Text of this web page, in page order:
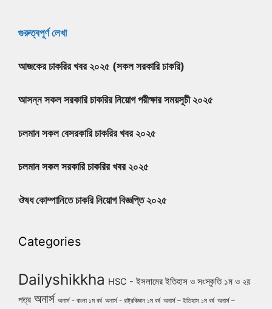
গুরুত্বপূর্ণ লেখা
আজকের চাকরির খবর ২০২৫ (সকল সরকারি চাকরি)
আসন্ন সকল সরকারি চাকরির নিয়োগ পরীক্ষার সময়সূচী ২০২৫
চলমান সকল বেসরকারি চাকরির খবর ২০২৫
চলমান সকল সরকারি চাকরির খবর ২০২৫
ঔষধ কোম্পানিতে চাকরি নিয়োগ বিজ্ঞপ্তি ২০২৫
Categories
Dailyshikkha HSC - ইসলামের ইতিহাস ও সংস্কৃতি ১ম ও ২য়
পত্র অনার্স অনার্স - বাংলা ১ম বর্ষ অনার্স - রাষ্ট্রবিজ্ঞান ১ম বর্ষ অনার্স – ইতিহাস ১ম বর্ষ অনার্স –